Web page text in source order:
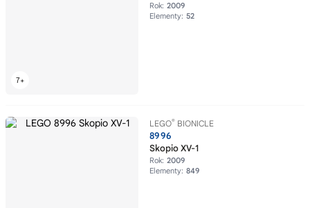
Rok: 2009
Elementy: 52
LEGO® BIONICLE
8996
Skopio XV-1
Rok: 2009
Elementy: 849